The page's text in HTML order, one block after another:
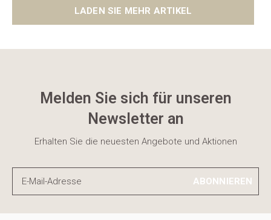
LADEN SIE MEHR ARTIKEL
Melden Sie sich für unseren
Newsletter an
Erhalten Sie die neuesten Angebote und Aktionen
ABONNIEREN